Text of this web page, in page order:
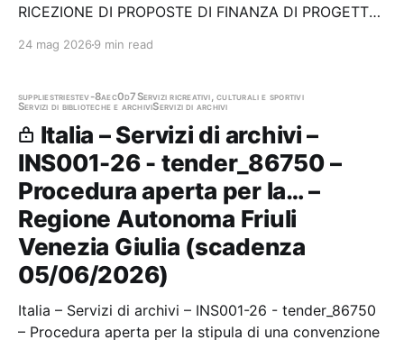
RICEZIONE DI PROPOSTE DI FINANZA DI PROGETTO,
PER L’AFFIDAMENTO IN CONCESSIONE DEI SERVIZI
SERVIZI DIGITALI…
24 mag 2026 9 min read
suppliestriestev-8aec0d7Servizi ricreativi, culturali e sportivi
Servizi di biblioteche e archiviServizi di archivi
Italia – Servizi di archivi –
INS001-26 - tender_86750 –
Procedura aperta per la… –
Regione Autonoma Friuli
Venezia Giulia (scadenza
05/06/2026)
Italia – Servizi di archivi – INS001-26 - tender_86750
– Procedura aperta per la stipula di una convenzione